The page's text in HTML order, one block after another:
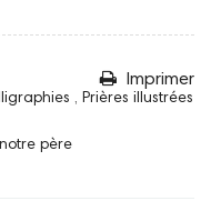
Imprimer
, Prières illustrées
notre père